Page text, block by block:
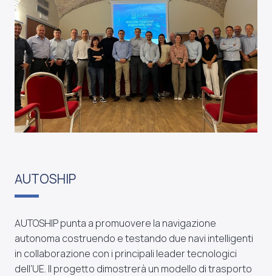
AUTOSHIP
AUTOSHIP punta a promuovere la navigazione
autonoma costruendo e testando due navi intelligenti
in collaborazione con i principali leader tecnologici
dell’UE. Il progetto dimostrerà un modello di trasporto